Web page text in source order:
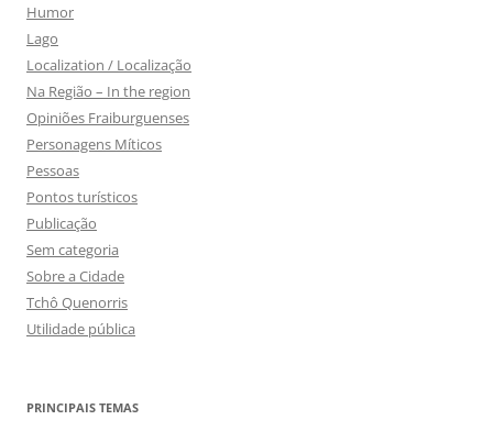
Humor
Lago
Localization / Localização
Na Região – In the region
Opiniões Fraiburguenses
Personagens Míticos
Pessoas
Pontos turísticos
Publicação
Sem categoria
Sobre a Cidade
Tchô Quenorris
Utilidade pública
PRINCIPAIS TEMAS